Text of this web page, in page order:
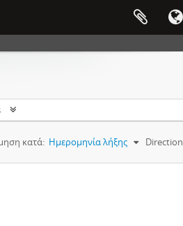
κατά: Ημερομηνία λήξης